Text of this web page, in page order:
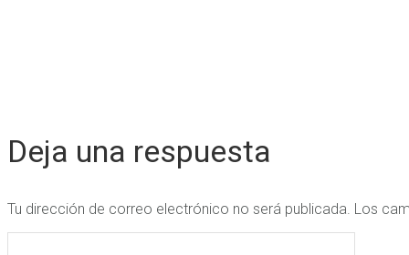
Deja una respuesta
Tu dirección de correo electrónico no será publicada. Los